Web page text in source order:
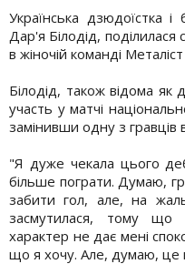
Українська дзюдоїстка і
Дар'я Білодід,
в жіночій команді
Білодід, також відома як
участь у матчі
замінивши одну з гравців
"Я дуже чекала цього
більше пограти. Думаю,
забити гол, але, на
засмутилася, тому що
характер не дає мені
що я хочу. Але, думаю, це